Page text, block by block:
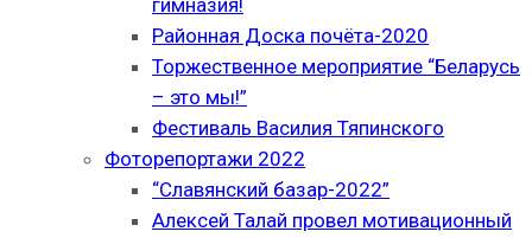
гимназия!
Районная Доска почёта-2020
Торжественное мероприятие “Беларусь
– это мы!”
Фестиваль Василия Тяпинского
Фоторепортажи 2022
“Славянский базар-2022”
Алексей Талай провел мотивационный